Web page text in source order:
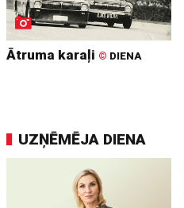
Ātruma karaļi © DIENA
UZŅĒMĒJA DIENA